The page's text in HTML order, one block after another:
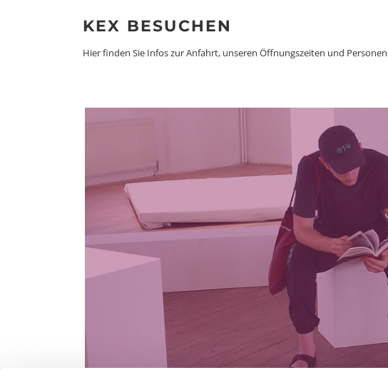
KEX BESUCHEN
Hier finden Sie Infos zur Anfahrt, unseren Öffnungszeiten und Personen